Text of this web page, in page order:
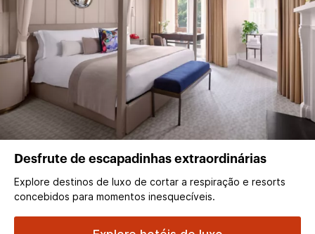
Desfrute de escapadinhas extraordinárias
Explore destinos de luxo de cortar a respiração e resorts
concebidos para momentos inesquecíveis.